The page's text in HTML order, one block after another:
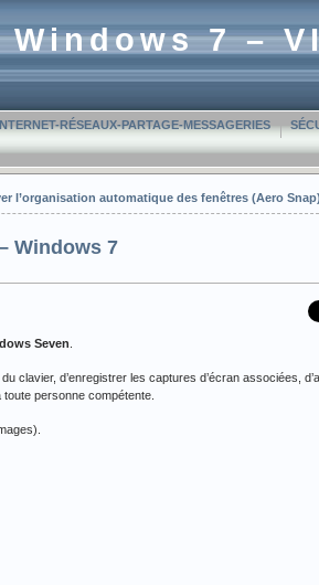
7 –
RÉSEAUX-PARTAGE-MESSAGERIES
l’organisation automatique des fenêtres (Aero
Windows 7
Seven
clavier, d’enregistrer les captures d’écran associées,
personne compétente.